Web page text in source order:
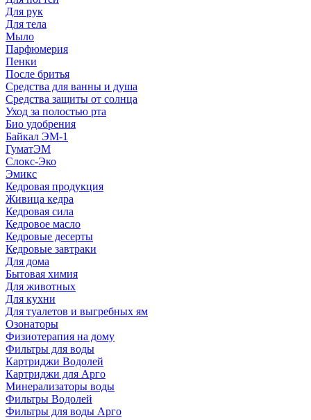
Для рук
Для тела
Мыло
Парфюмерия
Пенки
После бритья
Средства для ванны и душа
Средства защиты от солнца
Уход за полостью рта
Био удобрения
Байкал ЭМ-1
ГуматЭМ
Слокс-Эко
Эмикс
Кедровая продукция
Живица кедра
Кедровая сила
Кедровое масло
Кедровые десерты
Кедровые завтраки
Для дома
Бытовая химия
Для животных
Для кухни
Для туалетов и выгребных ям
Озонаторы
Физиотерапия на дому
Фильтры для воды
Картриджи Водолей
Картриджи для Арго
Минерализаторы воды
Фильтры Водолей
Фильтры для воды Арго